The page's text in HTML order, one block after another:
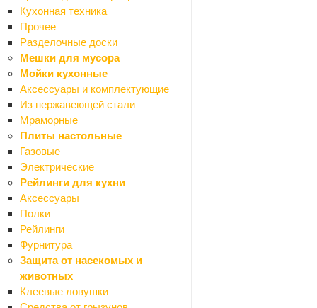
Кухонная техника
Прочее
Разделочные доски
Мешки для мусора
Мойки кухонные
Аксессуары и комплектующие
Из нержавеющей стали
Мраморные
Плиты настольные
Газовые
Электрические
Рейлинги для кухни
Аксессуары
Полки
Рейлинги
Фурнитура
Защита от насекомых и
животных
Клеевые ловушки
Назад
Декор
Декоративные панно
Картины
Настенный декор
Предметы декора
Декоративные покрытия
Назад
Декоративные покрытия
Воски
Грунтовки
Добавки
Покрытия
Штукатурки
Карнизы
Назад
Карнизы
Карнизы алюминиевые
Карнизы круглые
Карнизы пластиковые